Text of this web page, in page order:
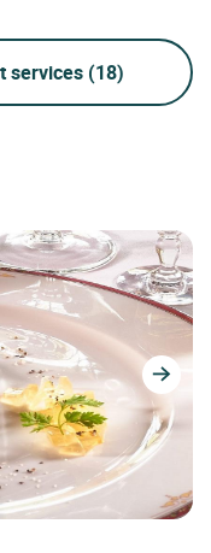
services (18)